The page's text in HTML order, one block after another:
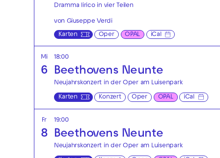
Dramma lirico in vier Teilen
von Giuseppe Verdi
Karten Oper OPAL iCal
Mi
6
18:00
Beethovens Neunte
Neujahrskonzert in der Oper am Luisenpark
Karten Konzert Oper OPAL iCal
Fr
8
19:00
Beethovens Neunte
Neujahrskonzert in der Oper am Luisenpark